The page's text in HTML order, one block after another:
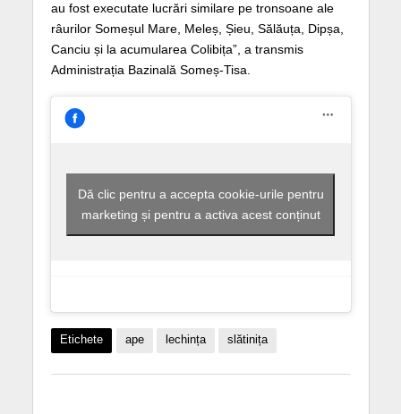
au fost executate lucrări similare pe tronsoane ale
râurilor Someșul Mare, Meleș, Șieu, Sălăuța, Dipșa,
Canciu și la acumularea Colibița”, a transmis
Administrația Bazinală Someș-Tisa.
Dă clic pentru a accepta cookie-urile pentru
marketing și pentru a activa acest conținut
Etichete ape lechința slătinița